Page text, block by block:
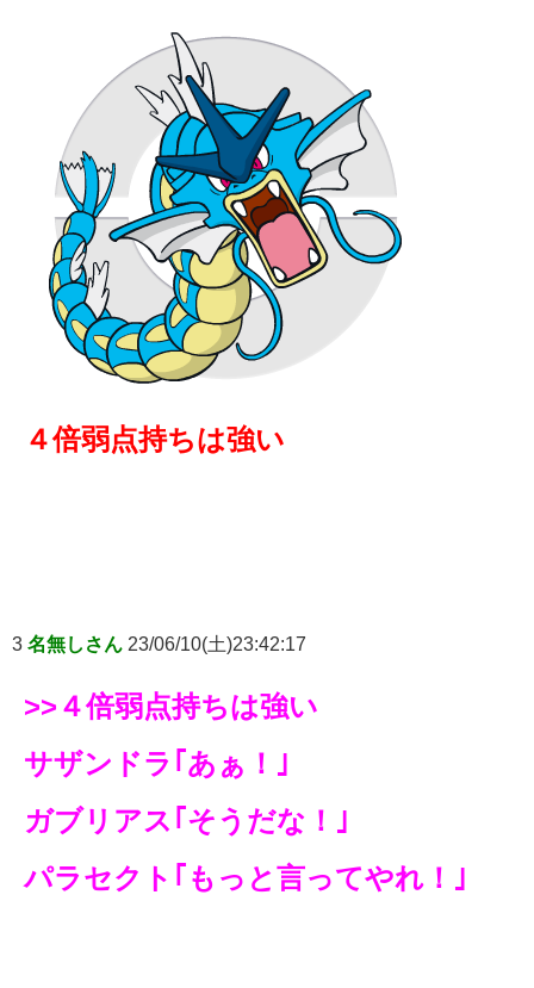
４倍弱点持ちは強い
3 名無しさん 23/06/10(土)23:42:17
>>４倍弱点持ちは強い
サザンドラ｢あぁ！｣
ガブリアス｢そうだな！｣
パラセクト｢もっと言ってやれ！｣